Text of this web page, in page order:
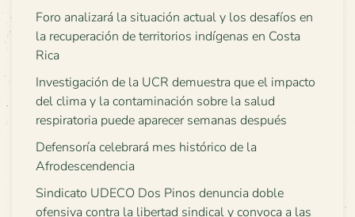
Foro analizará la situación actual y los desafíos en
la recuperación de territorios indígenas en Costa
Rica
Investigación de la UCR demuestra que el impacto
del clima y la contaminación sobre la salud
respiratoria puede aparecer semanas después
Defensoría celebrará mes histórico de la
Afrodescendencia
Sindicato UDECO Dos Pinos denuncia doble
ofensiva contra la libertad sindical y convoca a las